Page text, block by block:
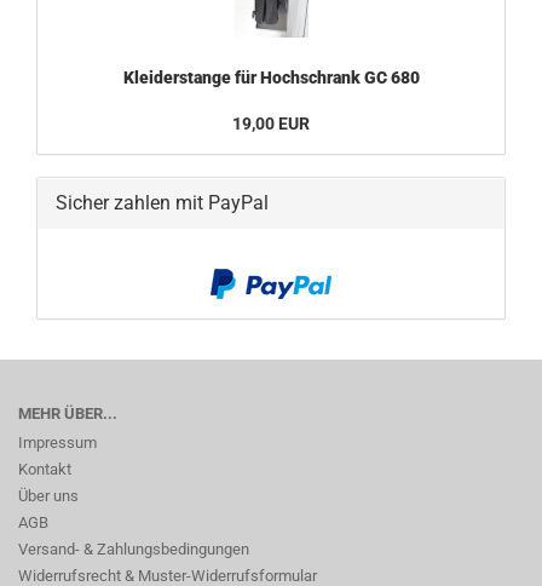
Kleiderstange für Hochschrank GC 680
19,00 EUR
Sicher zahlen mit PayPal
MEHR ÜBER...
Impressum
Kontakt
Über uns
AGB
Versand- & Zahlungsbedingungen
Widerrufsrecht & Muster-Widerrufsformular